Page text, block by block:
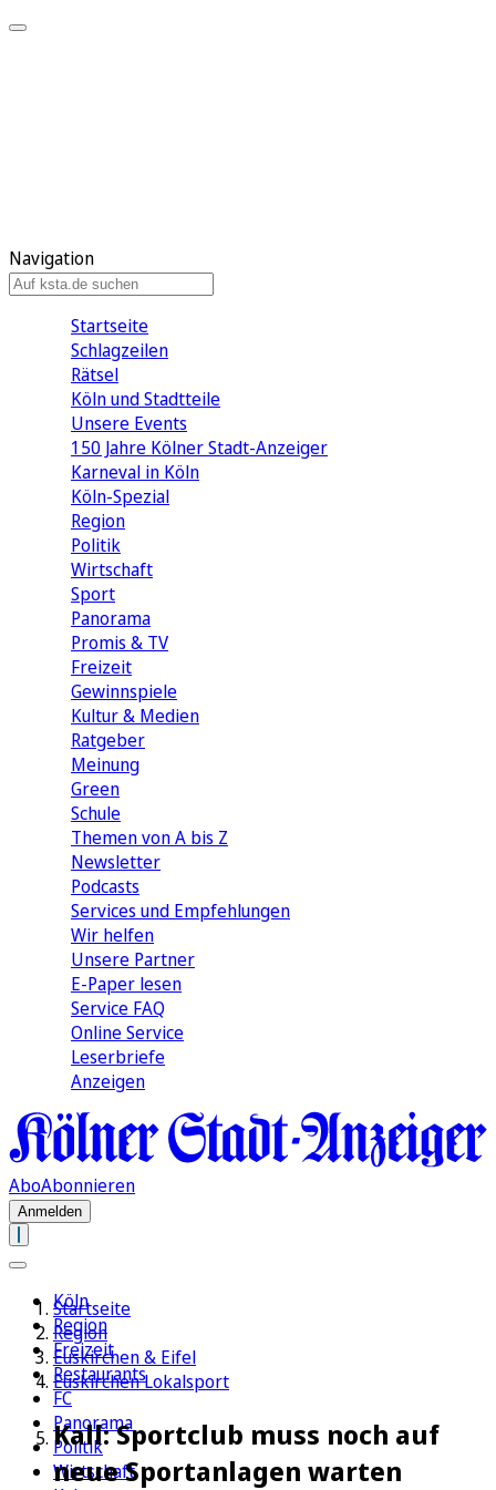
Navigation
Startseite
Schlagzeilen
Rätsel
Köln und Stadtteile
Unsere Events
150 Jahre Kölner Stadt-Anzeiger
Karneval in Köln
Köln-Spezial
Region
Politik
Wirtschaft
Sport
Panorama
Promis & TV
Freizeit
Gewinnspiele
Kultur & Medien
Ratgeber
Meinung
Green
Schule
Themen von A bis Z
Newsletter
Podcasts
Services und Empfehlungen
Wir helfen
Unsere Partner
E-Paper lesen
Service FAQ
Online Service
Leserbriefe
Anzeigen
AboAbonnieren
Anmelden
Köln
Region
Freizeit
Restaurants
FC
Panorama
Politik
Wirtschaft
Startseite
Region
Euskirchen & Eifel
Euskirchen Lokalsport
Kall: Sportclub muss noch auf
neue Sportanlagen warten